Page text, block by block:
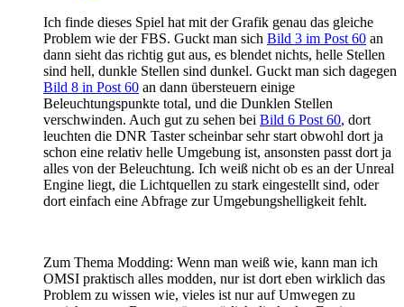
Ich finde dieses Spiel hat mit der Grafik genau das gleiche
Problem wie der FBS. Guckt man sich Bild 3 im Post 60 an
dann sieht das richtig gut aus, es blendet nichts, helle Stellen
sind hell, dunkle Stellen sind dunkel. Guckt man sich dagegen
Bild 8 in Post 60 an dann übersteuern einige
Beleuchtungspunkte total, und die Dunklen Stellen
verschwinden. Auch gut zu sehen bei Bild 6 Post 60, dort
leuchten die DNR Taster scheinbar sehr start obwohl dort ja
schon eine relativ helle Umgebung ist, ansonsten passt dort ja
alles von der Beleuchtung. Ich weiß nicht ob es an der Unreal
Engine liegt, die Lichtquellen zu stark eingestellt sind, oder
dort einfach eine Abfrage zur Umgebungshelligkeit fehlt.
Zum Thema Modding: Wenn man weiß wie, kann man ich
OMSI praktisch alles modden, nur ist dort eben wirklich das
Problem zu wissen wie, vieles ist nur auf Umwegen zu